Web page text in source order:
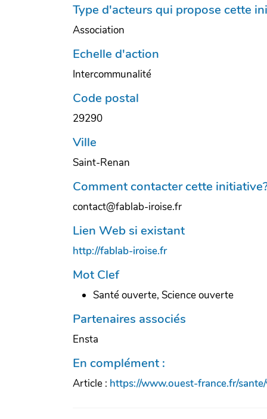
Type d'acteurs qui propose cette
Association
Echelle d'action
Intercommunalité
Code postal
29290
Ville
Saint-Renan
Comment contacter cette
contact@fablab-iroise.fr
Lien Web si existant
http://fablab-iroise.fr
Mot Clef
Santé ouverte, Science ouverte
Partenaires associés
Ensta
En complément :
Article : https://www.ouest-france.fr/